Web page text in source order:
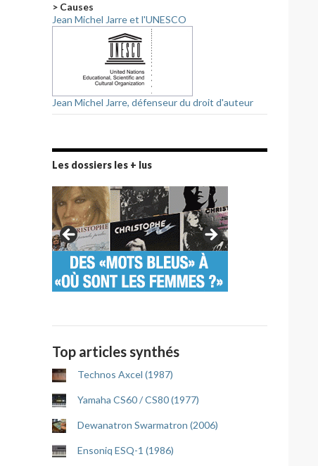
> Causes
Jean Michel Jarre et l'UNESCO
Jean Michel Jarre, défenseur du droit d'auteur
Les dossiers les + lus
Top articles synthés
Technos Axcel (1987)
Yamaha CS60 / CS80 (1977)
Dewanatron Swarmatron (2006)
Ensoniq ESQ-1 (1986)